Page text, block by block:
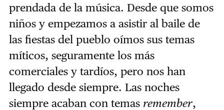
prendada de la música. Desde que somos
niños y empezamos a asistir al baile de
las fiestas del pueblo oímos sus temas
míticos, seguramente los más
comerciales y tardíos, pero nos han
llegado desde siempre. Las noches
siempre acaban con temas remember,